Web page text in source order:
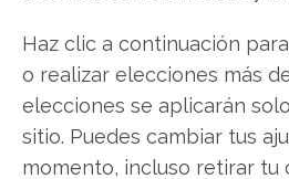
Haz clic a continuación
o realizar elecciones más
elecciones se aplicarán
sitio. Puedes cambiar tus
momento, incluso retirar tu
interacción de estos
fenómeno temporal o el
revaloración estructural más